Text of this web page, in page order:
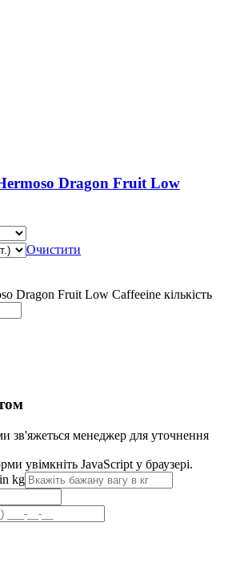
Dragon Fruit Low
Очистити
Dragon Fruit Low Caffeeine кількість
зв'яжеться менеджер для уточнення
увімкніть JavaScript у браузері.
kg